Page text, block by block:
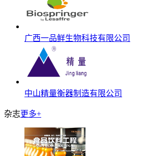
广西一品鲜生物科技有限公司
中山精量衡器制造有限公司
杂志更多+